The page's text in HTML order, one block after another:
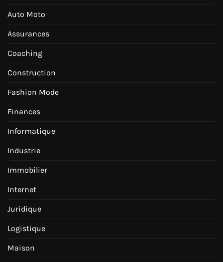
Auto Moto
Assurances
Coaching
Construction
Fashion Mode
Finances
Informatique
Industrie
Immobilier
Internet
Juridique
Logistique
Maison